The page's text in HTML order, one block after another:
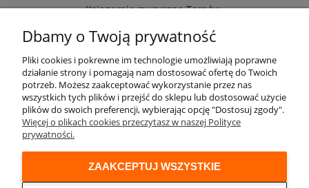
Księgarnia muzyczna Tarnów
Informacja o cookies
Zwroty i reklamacje
Moje konto
Twoje zamówienia
Przechowalnia
Ustawienia konta
Dbamy o Twoją prywatność
Pliki cookies i pokrewne im technologie umożliwiają poprawne
działanie strony i pomagają nam dostosować ofertę do Twoich
potrzeb. Możesz zaakceptować wykorzystanie przez nas
wszystkich tych plików i przejść do sklepu lub dostosować użycie
plików do swoich preferencji, wybierając opcję "Dostosuj zgody".
Więcej o plikach cookies przeczytasz w naszej Polityce
prywatności.
ZAAKCEPTUJ WSZYSTKIE